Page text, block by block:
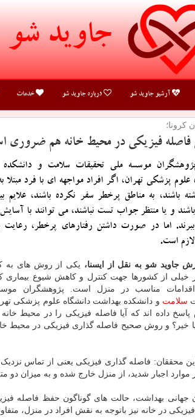
جاوید شو
آرشیو جاوید شو درباره جاوید شو خدمات
كرونا؛
فاصله فیزیكی در محیط خانه هم ضروری
موسسه ملی تحقیقات سلامت و دانشكده
علوم پزشكی تهران، اگر افراد مواجهه ای با فرد مبتلا
باشند، به مناطق پرخطر سفر نكرده باشند، علایم
باشند و یا منتظر جواب تست نباشند، می توانند با
اما در صورت داشتن رفتارهای پرخطر، رعایت
لازم است.
جاوید شو به نقل از ایسنا، یکی از روش های به
اقدامات مناسب در منزل است. پژوهشگران
سلامت و دانشکده بهداشت دانشگاه علوم پزشکی
داده اند که آیا فاصله فیزیکی را در محیط
یا خیر؟ و روش صحیح فاصله گذاری فیزیکی در محیط
محققان: فاصله گذاری فیزیکی یعنی از تماس نزدیک
اجبار شدید، از منزل خارج شده و به میزان دو
جهانی بهداشت، حالت های گوناگون حفظ فاصله
در خانه نیز باتوجه به نقش افراد در منزل،